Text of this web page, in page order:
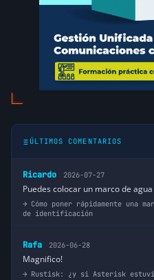
ÚLTIMOS COMENTARIOS
Ricardo 2026-07-27
Puedes colocar un marco de
Cómo poner rápidamente una
de identificación
Rafa 2026-06-28
Magnifico!
Rustisk: ¿y si Asterisk